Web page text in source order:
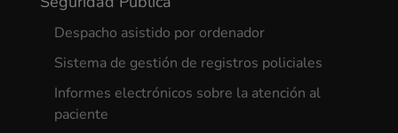
Despacho asistido por ordenador
Sistema de gestión de registros policiales
Informes electrónicos sobre la atención al
paciente